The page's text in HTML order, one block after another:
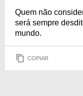
Quem não
será sempre
mundo.
COPIAR